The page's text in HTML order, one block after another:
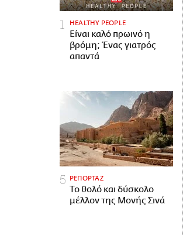
HEALTHY PEOPLE
Είναι καλό πρωινό η
βρόμη; Ένας γιατρός
απαντά
ΡΕΠΟΡΤΑΖ
Το θολό και δύσκολο
μέλλον της Μονής Σινά